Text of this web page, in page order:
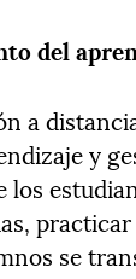
del
a
y
los
se